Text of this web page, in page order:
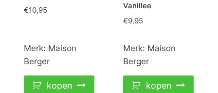
€10,95
Merk: Maison
Berger
kopen
Vanillee
€9,95
Merk: Maison
Berger
kopen